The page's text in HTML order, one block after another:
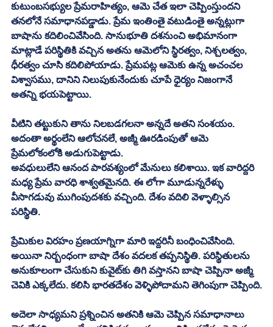
కుటుంబసభ్యుల ప్రేమరాహిత్యం, ఆమె చేత ఇలా చెప్పింస్తుందని
తనలోనే సమాధానపడ్డాడు. ప్రేమ ఇంతింతై వటుడింతై అన్నట్లుగా
బాషాను కదిలించివేసింది. సానుభూతి దశనుంచి అభిమానంగా
మాట్లాడే పరిస్థితికి వచ్చిన అతను ఆమెలోని స్థిరత్వం, నిశ్చలత్వం,
ధీరత్వం చూసి కదిలిపోయాడు. ప్రేమపట్ల ఆమెకు ఉన్న అచంచల
విశ్వాసము, దానిని నిలుపుకునేందుకు చూపే ధైర్యం నిజంగానే
అతన్ని భయపెట్టాయి.
వీటిని తట్టుకుని తాను నిలబడగలనా అన్నదే అతని సంశయం.
అదంతా అర్థంలేని ఆలోచనలే, అజ్మీ ఊరడింపుతో ఆమె
ప్రేమలోకంలోకి అడుగుపెట్టాడు.
అవధులులేని ఆనంద పారవశ్యంలో మేనులు కలిశాయి. ఇక వారిద్దరి
మధ్య ప్రేమ వారధి శాశ్వతమైనది. ఈ లోగా మూడున్నరేళ్ళు
వీసాగడువు ముగింపుదశకు వచ్చింది. దేశం వదిలి వెళ్ళాల్సిన
పరిస్థితి.
ప్రేమికుల విరహం ప్రణయాగ్నిగా మారి ఇద్దరినీ బంధించివేసింది.
అయినా నిర్బంధంగా బాషా దేశం వదలక తప్పనిస్థితి. పరిస్థితులను
అనుకూలంగా చేసుకుని కువైట్‌కు తిగి వస్తానని బాషా చెప్పినా అజ్మీ
చెవికి ఎక్కలేదు. కలిసి భారతదేశం వెళ్ళిపోదామని తెగింపుగా చెప్పింది.
అదెలా సాధ్యమని ప్రశ్నించిన అతనికి ఆమె చెప్పిన సమాధానాలు